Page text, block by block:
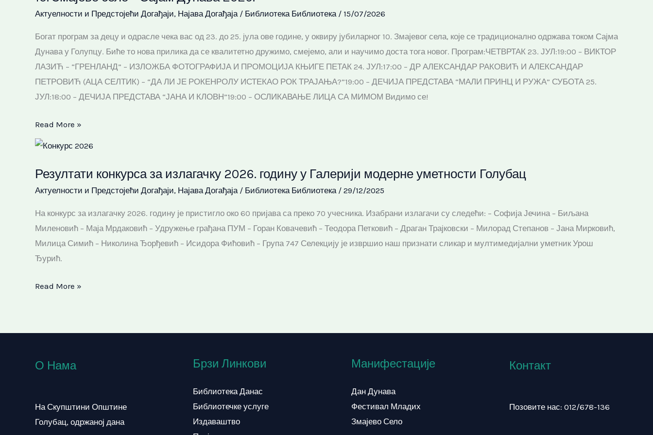
Актуелности и Предстојећи Догађаји, Најава Догађаја / Библиотека Библиотека / 15/07/2026
Богат програм за децу и одрасле чека вас од 23. до 25. јула ове године, у оквиру јубиларног 10. Змајевог села, које се традиционално одржава током Сајма
Дунава у Голупцу. Биће то нова прилика да се квалитетно дружимо, смејемо, али и научимо доста тога новог. Програм:ЧЕТВРТАК 23. ЈУЛ:19:00 – ВИКТОР
ЛАЗИЋ – “ГРЕНЛАНД” – ИЗЛОЖБА ФОТОГРАФИЈА И ПРОМОЦИЈА КЊИГЕ ПЕТАК 24. ЈУЛ:17:00 – ДР АЛЕКСАНДАР РАКОВИЋ И АЛЕКСАНДАР
ПЕТРОВИЋ (АЦА СЕЛТИК) – “ДА ЛИ ЈЕ РОКЕНРОЛУ ИСТЕКАО РОК ТРАЈАЊА?”19:00 – ДЕЧИЈА ПРЕДСТАВА “МАЛИ ПРИНЦ И РУЖА” СУБОТА 25.
ЈУЛ:18:00 – ДЕЧИЈА ПРЕДСТАВА “ЈАНА И КЛОВН”19:00 – ОСЛИКАВАЊЕ ЛИЦА СА МИМОМ Видимо се!
–
2026.
Read More »
Резултати конкурса за излагачку 2026. годину у Галерији модерне уметности Голубац
Актуелности и Предстојећи Догађаји, Најава Догађаја / Библиотека Библиотека / 29/12/2025
На конкурс за излагачку 2026. годину је пристигло око 60 пријава са преко 70 учесника. Изабрани излагачи су следећи: – Софија Јечина – Биљана
Миленовић – Маја Мрдаковић – Удружење грађана ПУМ – Горан Ковачевић – Теодора Петковић – Драган Трајковски – Милорад Степанов – Јана Мирковић,
Милица Симић – Николина Ђорђевић – Исидора Фићовић – Група 747 Селекцију је извршио наш признати сликар и мултимедијални уметник Урош
Ђурић.
Резултати
за
излагачку
Галерији
модерне
Read More »
О Нама
На Скупштини Општине
Голубац, одржаној дана
Брзи Линкови
Библиотека Данас
Библиотечке услуге
Издаваштво
Манифестације
Дан Дунава
Фестивал Младих
Змајево Село
Контакт
Позовите нас: 012/678-136